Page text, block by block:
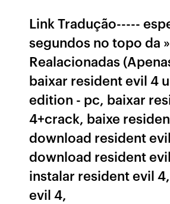
Link Tradução-----
segundos no topo da
Realacionadas
baixar resident evil 4
edition - pc, baixar
4+crack, baixe
download resident
download resident
instalar resident evil
evil 4,